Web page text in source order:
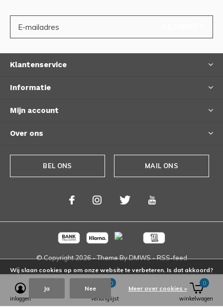
Klantenservice
Informatie
Mijn account
Over ons
BEL ONS MAIL ONS
© Copyright2026- Theme ByDMWS-RSS-feed
inloggen verlanglijst
0
winkelwagen
0
Wij slaan cookies op om onze website te verbeteren. Is dat akkoord?
Ja Nee Meer over cookies »